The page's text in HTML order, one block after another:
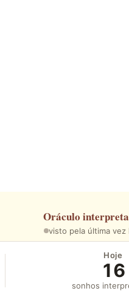
Oráculo interpreta
visto pela última vez
Hoje
16
sonhos